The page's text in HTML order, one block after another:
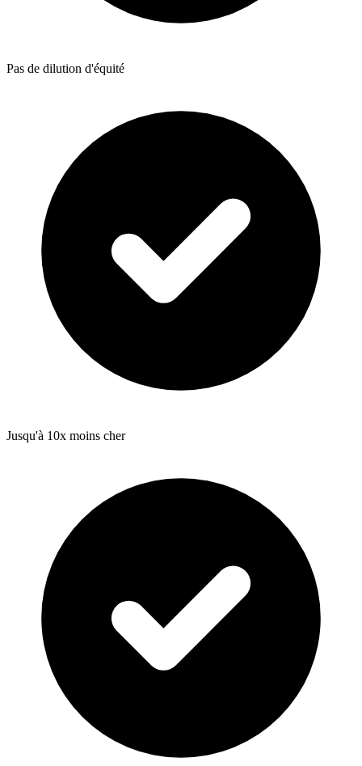
Pas de dilution d'équité
Jusqu'à 10x moins cher